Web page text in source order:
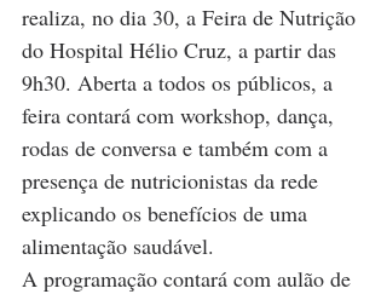
realiza, no dia 30, a Feira de Nutrição
do Hospital Hélio Cruz, a partir das
9h30. Aberta a todos os públicos, a
feira contará com workshop, dança,
rodas de conversa e também com a
presença de nutricionistas da rede
explicando os benefícios de uma
alimentação saudável.
A programação contará com aulão de